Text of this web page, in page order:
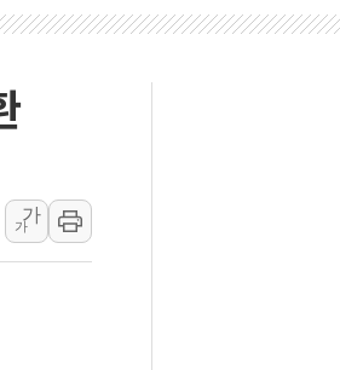
독…곧 사망해도 놀랍지 않아"
에 소폭 하락...금융주 낙폭 커
풍에 "정부정책 아냐" 해명
방위협정' 체결… 수니파 국가들의 새 안보
…써밋 클라비온 59㎡ 18억원대
복되는 국토부-서울시 '정책 엇박자'
가
가